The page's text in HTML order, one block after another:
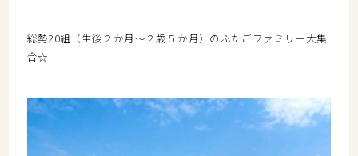
総勢20組（生後２か月～２歳５か月）のふたごファミリー大集
合☆